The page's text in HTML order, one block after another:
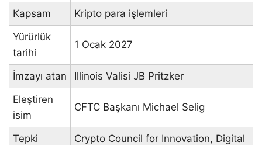
Kapsam
Kripto para işlemleri
Yürürlük
tarihi
1 Ocak 2027
İmzayı atan
Illinois Valisi JB Pritzker
Eleştiren
isim
CFTC Başkanı Michael Selig
Tepki
Crypto Council for Innovation, Digital